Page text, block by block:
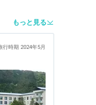
もっと見る
行時期 2024年5月